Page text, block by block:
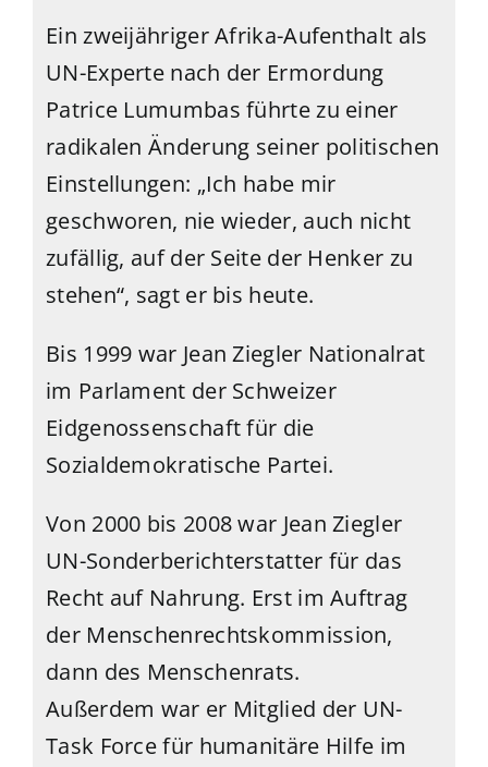
Ein zweijähriger Afrika-Aufenthalt als
UN-Experte nach der Ermordung
Patrice Lumumbas führte zu einer
radikalen Änderung seiner politischen
Einstellungen: „Ich habe mir
geschworen, nie wieder, auch nicht
zufällig, auf der Seite der Henker zu
stehen“, sagt er bis heute.
Bis 1999 war Jean Ziegler Nationalrat
im Parlament der Schweizer
Eidgenossenschaft für die
Sozialdemokratische Partei.
Von 2000 bis 2008 war Jean Ziegler
UN-Sonderberichterstatter für das
Recht auf Nahrung. Erst im Auftrag
der Menschenrechtskommission,
dann des Menschenrats.
Außerdem war er Mitglied der UN-
Task Force für humanitäre Hilfe im